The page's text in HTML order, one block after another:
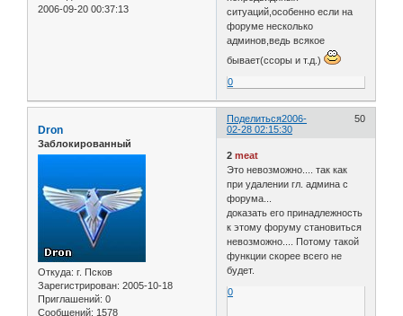
2006-09-20 00:37:13
ситуаций,особенно если на
форуме несколько
админов,ведь всякое
бывает(ссоры и т.д.)
0
Поделиться 50
2006-
02-28 02:15:30
Dron
Заблокированный
Откуда: г. Псков
Зарегистрирован: 2005-10-18
Приглашений: 0
Сообщений: 1578
2meat
Это невозможно.... так как
при удалении гл. админа с
форума...
доказать его принадлежность
к этому форуму становиться
невозможно.... Потому такой
функции скорее всего не
будет.
0